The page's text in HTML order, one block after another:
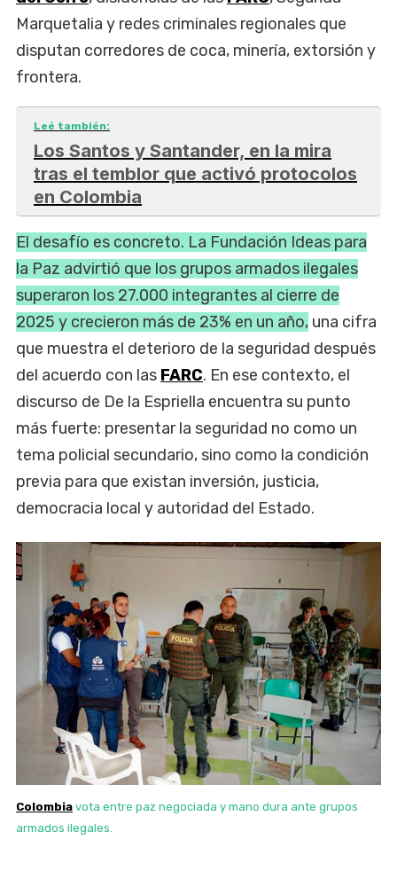
Marquetalia y redes criminales regionales que
disputan corredores de coca, minería, extorsión y
frontera.
Leé también:
Los Santos y Santander, en la mira
tras el temblor que activó protocolos
en Colombia
El desafío es concreto. La Fundación Ideas para
la Paz advirtió que los grupos armados ilegales
superaron los 27.000 integrantes al cierre de
2025 y crecieron más de 23% en un año, una cifra
que muestra el deterioro de la seguridad después
del acuerdo con las FARC. En ese contexto, el
discurso de De la Espriella encuentra su punto
más fuerte: presentar la seguridad no como un
tema policial secundario, sino como la condición
previa para que existan inversión, justicia,
democracia local y autoridad del Estado.
Colombia vota entre paz negociada y mano dura ante grupos
armados ilegales.